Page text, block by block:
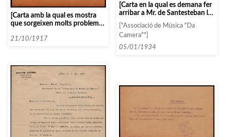
[Carta amb la qual es mostra
que sorgeixen molts problemes
demana informació sobre el
21/10/1917
[Carta en la qual es demana fer
arribar a Mr. de Santesteban les
noves notícies sobre la
contratació de l’Orquestra
Simfònica de París]
["Associació de Música "Da
Camera""]
05/01/1934